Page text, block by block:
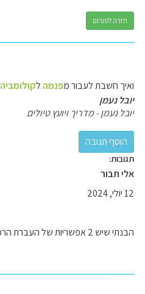
חזרה לפורום
ואיך חשבת לעבור מפנמה לקולומביה
יובל נעמן
יובל נעמן - מדריך ויועץ טיולים
תגובות:
אלי תבור
12 יולי, 2024
הבנתי שיש 2 אפשריות של העברת הרכב במעבורת